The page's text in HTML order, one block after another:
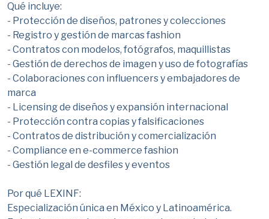
Qué incluye:
- Protección de diseños, patrones y colecciones
- Registro y gestión de marcas fashion
- Contratos con modelos, fotógrafos, maquillistas
- Gestión de derechos de imagen y uso de fotografías
- Colaboraciones con influencers y embajadores de
marca
- Licensing de diseños y expansión internacional
- Protección contra copias y falsificaciones
- Contratos de distribución y comercialización
- Compliance en e-commerce fashion
- Gestión legal de desfiles y eventos
Por qué LEXINF:
Especialización única en México y Latinoamérica.